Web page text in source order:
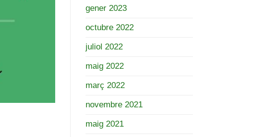
gener 2023
octubre 2022
juliol 2022
maig 2022
març 2022
novembre 2021
maig 2021